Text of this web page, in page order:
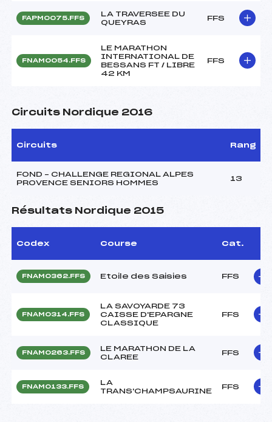
FAPM0075.FFS
LA TRAVERSEE DU
QUEYRAS
FFS
FNAM0054.FFS
LE MARATHON
INTERNATIONAL DE
BESSANS FT / LIBRE
42 KM
FFS
Circuits Nordique 2016
Circuits Rang
FOND – CHALLENGE REGIONAL ALPES
PROVENCE SENIORS HOMMES
13
Résultats Nordique 2015
Codex Course Cat.
FNAM0362.FFS Etoile des Saisies FFS
FNAM0314.FFS
LA SAVOYARDE 73
CAISSE D'EPARGNE
CLASSIQUE
FFS
FNAM0263.FFS
LE MARATHON DE LA
CLAREE
FFS
FNAM0133.FFS
LA
TRANS'CHAMPSAURINE
FFS